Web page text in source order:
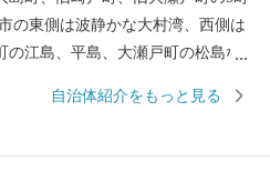
の東側は波静かな大村湾、西側は
江島、平島、大瀬戸町の松島な
の自然公園の指定区域があり、美
自治体紹介をもっと見る